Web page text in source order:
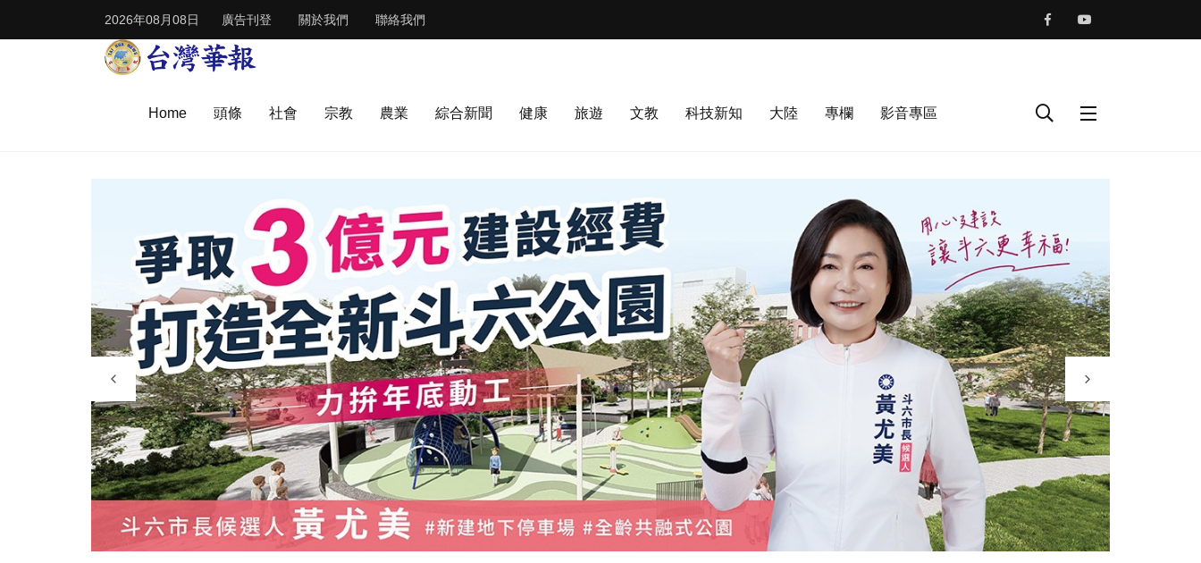
2026年08月08日 廣告刊登 關於我們 聯絡我們
Home 頭條 社會 宗教 農業 綜合新聞 健康 旅遊 文教 科技新知 大陸 專欄 影音專區